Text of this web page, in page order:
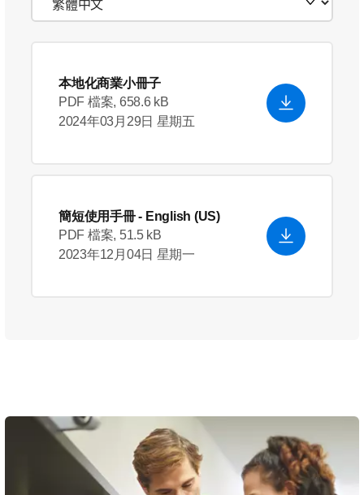
本地化商業小冊子
PDF 檔案, 658.6 kB
2024年03月29日 星期五
簡短使用手冊- English (US)
PDF 檔案, 51.5 kB
2023年12月04日 星期一